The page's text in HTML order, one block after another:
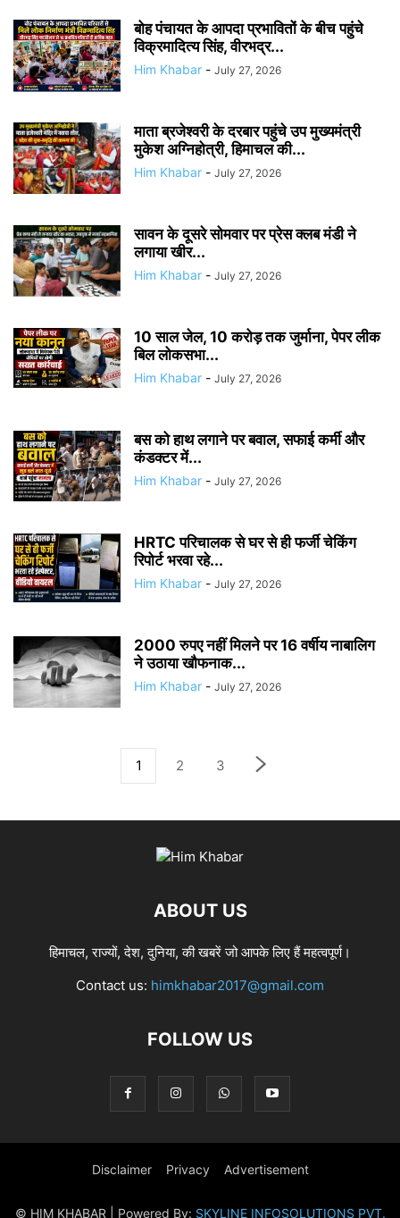
बोह पंचायत के आपदा प्रभावितों के बीच पहुंचे
विक्रमादित्य सिंह, वीरभद्र...
Him Khabar - July 27, 2026
माता ब्रजेश्वरी के दरबार पहुंचे उप मुख्यमंत्री
मुकेश अग्निहोत्री, हिमाचल की...
Him Khabar - July 27, 2026
सावन के दूसरे सोमवार पर प्रेस क्लब मंडी ने
लगाया खीर...
Him Khabar - July 27, 2026
10 साल जेल, 10 करोड़ तक जुर्माना, पेपर लीक
बिल लोकसभा...
Him Khabar - July 27, 2026
बस को हाथ लगाने पर बवाल, सफाई कर्मी और
कंडक्टर में...
Him Khabar - July 27, 2026
HRTC परिचालक से घर से ही फर्जी चेकिंग
रिपोर्ट भरवा रहे...
Him Khabar - July 27, 2026
2000 रुपए नहीं मिलने पर 16 वर्षीय नाबालिग
ने उठाया खौफनाक...
Him Khabar - July 27, 2026
1 2 3
ABOUT US
हिमाचल, राज्यों, देश, दुनिया, की खबरें जो आपके लिए हैं महत्वपूर्ण।
Contact us: himkhabar2017@gmail.com
FOLLOW US
Disclaimer Privacy Advertisement
© HIM KHABAR | Powered By: SKYLINE INFOSOLUTIONS PVT.